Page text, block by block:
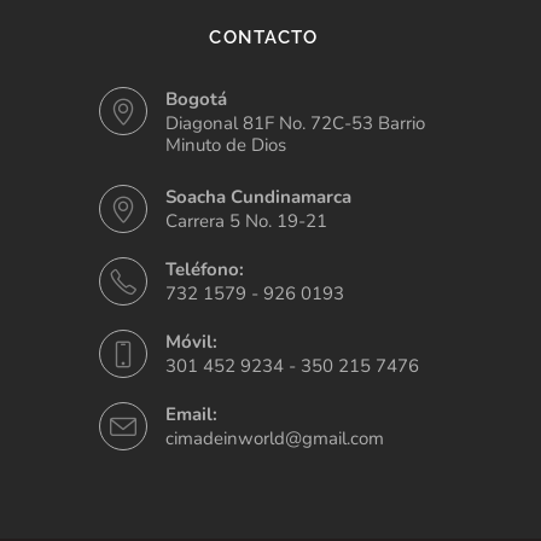
CONTACTO
Bogotá
Diagonal 81F No. 72C-53 Barrio
Minuto de Dios
Soacha Cundinamarca
Carrera 5 No. 19-21
Teléfono:
732 1579 - 926 0193
Móvil:
301 452 9234 - 350 215 7476
Email:
cimadeinworld@gmail.com